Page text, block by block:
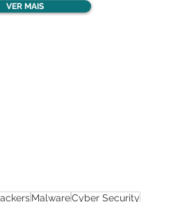
VER MAIS
MalwareCyber Security